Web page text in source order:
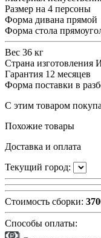
Размер на 4 персоны
Форма дивана прямой
Форма стола
Вес 36 кг
Страна изготовления
Гарантия 12 месяцев
Форма поставки в
С этим товаром
Похожие товары
Доставка и оплата
Текущий город:
Стоимость сборки:
Способы оплаты: